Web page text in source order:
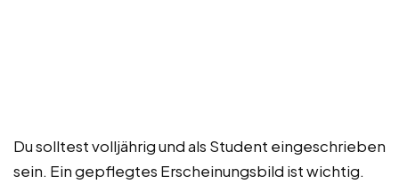
Du solltest volljährig und als Student eingeschrieben
sein. Ein gepflegtes Erscheinungsbild ist wichtig.